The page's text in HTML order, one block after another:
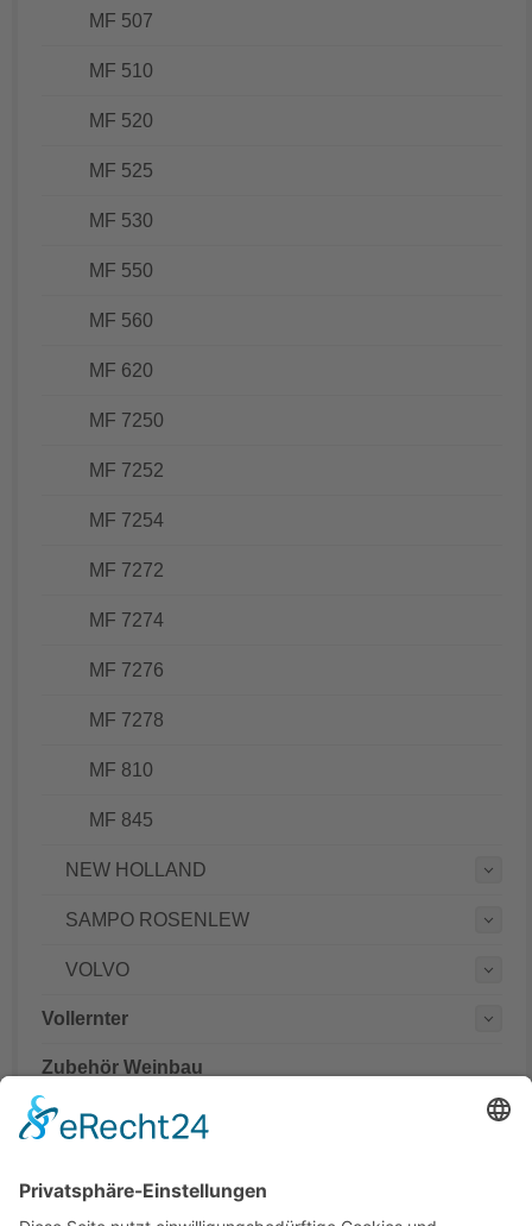
MF 507
MF 510
MF 520
MF 525
MF 530
MF 550
MF 560
MF 620
MF 7250
MF 7252
MF 7254
MF 7272
MF 7274
MF 7276
MF 7278
MF 810
MF 845
NEW HOLLAND
SAMPO ROSENLEW
VOLVO
Vollernter
Zubehör Weinbau
Teilenummern